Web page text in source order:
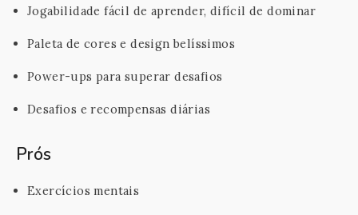
Jogabilidade fácil de aprender, difícil de dominar
Paleta de cores e design belíssimos
Power-ups para superar desafios
Desafios e recompensas diárias
Prós
Exercícios mentais